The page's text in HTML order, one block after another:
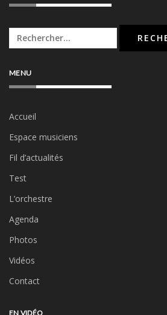
Rechercher :
MENU
Accueil
Espace musiciens
Fil d’actualités
Test
L’orchestre
Agenda
Photos
Vidéos
Contact
EN VIDÉO